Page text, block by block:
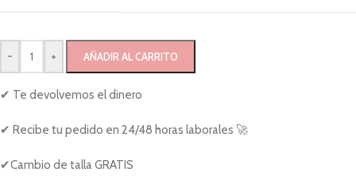
- + AÑADIR AL CARRITO
✔ Te devolvemos el dinero
✔ Recibe tu pedido en 24/48 horas laborales 🚀
✔Cambio de talla GRATIS